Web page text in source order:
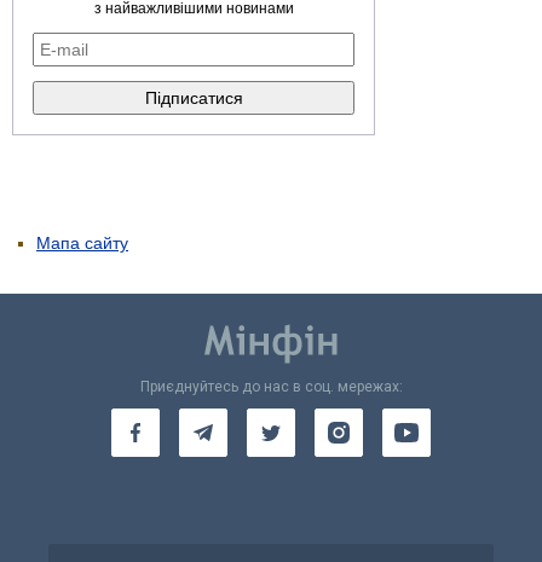
з найважливішими новинами
Мапа сайту
Приєднуйтесь до нас в соц. мережах: